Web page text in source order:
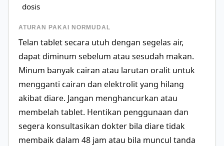
dosis
ATURAN PAKAI NORMUDAL
Telan tablet secara utuh dengan segelas air,
dapat diminum sebelum atau sesudah makan.
Minum banyak cairan atau larutan oralit untuk
mengganti cairan dan elektrolit yang hilang
akibat diare. Jangan menghancurkan atau
membelah tablet. Hentikan penggunaan dan
segera konsultasikan dokter bila diare tidak
membaik dalam 48 jam atau bila muncul tanda